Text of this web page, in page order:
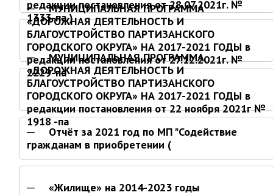
Старые фотографии города
Старый и новый Партизанск
Сучанские каменноугольные копи
Книга «Партизанску 125 лет. Город в
лицах и судьбах.»
Книга «О геологах – с пристрастием»
Книга "Партизанск. Энергия времени."
Глава МОГП
Отчёты главы
Первый заместитель
редакции постановления от 28.07.2021г. №
1333-па )
МУНИЦИПАЛЬНАЯ ПРОГРАММА
«ДОРОЖНАЯ ДЕЯТЕЛЬНОСТЬ И
БЛАГОУСТРОЙСТВО ПАРТИЗАНСКОГО
ГОРОДСКОГО ОКРУГА» НА 2017-2021 ГОДЫ в
редакции постановления от 27.12.2021г. №
2229-па
МУНИЦИПАЛЬНАЯ ПРОГРАММА
«ДОРОЖНАЯ ДЕЯТЕЛЬНОСТЬ И
БЛАГОУСТРОЙСТВО ПАРТИЗАНСКОГО
ГОРОДСКОГО ОКРУГА» НА 2017-2021 ГОДЫ в
редакции постановления от 22 ноября 2021г №
1918 -па
Отчёт за 2021 год по МП "Содействие
гражданам в приобретении (
«Жилище» на 2014-2023 годы